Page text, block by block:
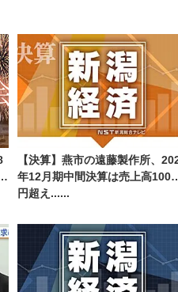
【決算】燕市の遠藤製作所、
年12月期中間決算は売上高100
円超え......